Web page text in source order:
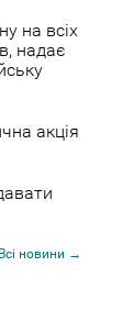
на всіх
надає
акція
Всі новини →